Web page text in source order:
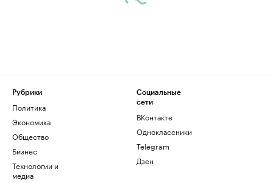
Рубрики
Политика
Экономика
Общество
Бизнес
Технологии и
медиа
Социальные
сети
ВКонтакте
Одноклассники
Telegram
Дзен